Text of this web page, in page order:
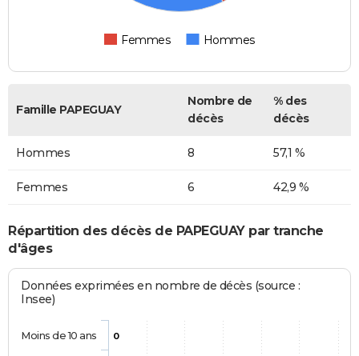
Femmes Hommes
Famille PAPEGUAY
Nombre de
décès
% des
décès
Hommes 8 57,1 %
Femmes 6 42,9 %
Répartition des décès de PAPEGUAY par tranche
d'âges
Données exprimées en nombre de décès (source :
Insee)
0
Moins de 10 ans